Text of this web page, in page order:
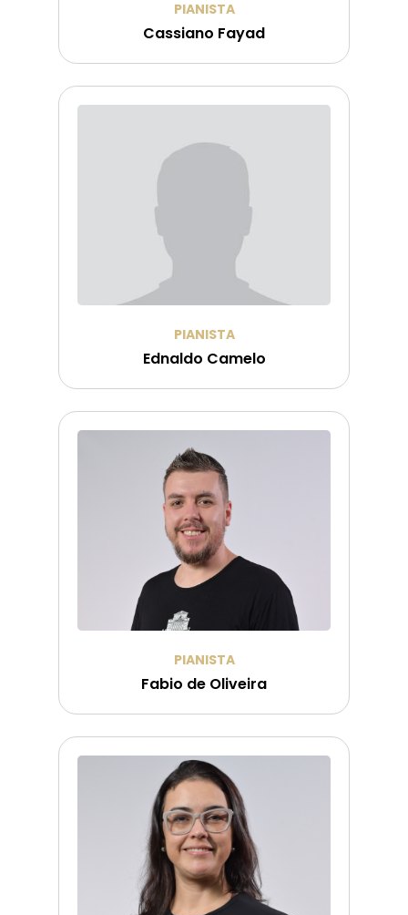
PIANISTA
Cassiano Fayad
PIANISTA
Ednaldo Camelo
PIANISTA
Fabio de Oliveira